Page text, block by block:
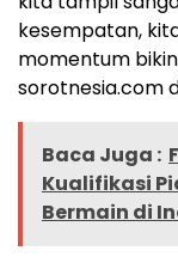
kesempatan,
momentum bikin
sorotnesia.com
Baca Juga :
Kualifikasi
Bermain di